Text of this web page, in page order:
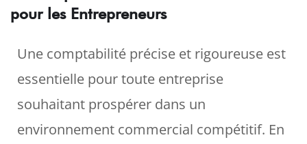
pour les Entrepreneurs
Une comptabilité précise et rigoureuse est
essentielle pour toute entreprise
souhaitant prospérer dans un
environnement commercial compétitif. En